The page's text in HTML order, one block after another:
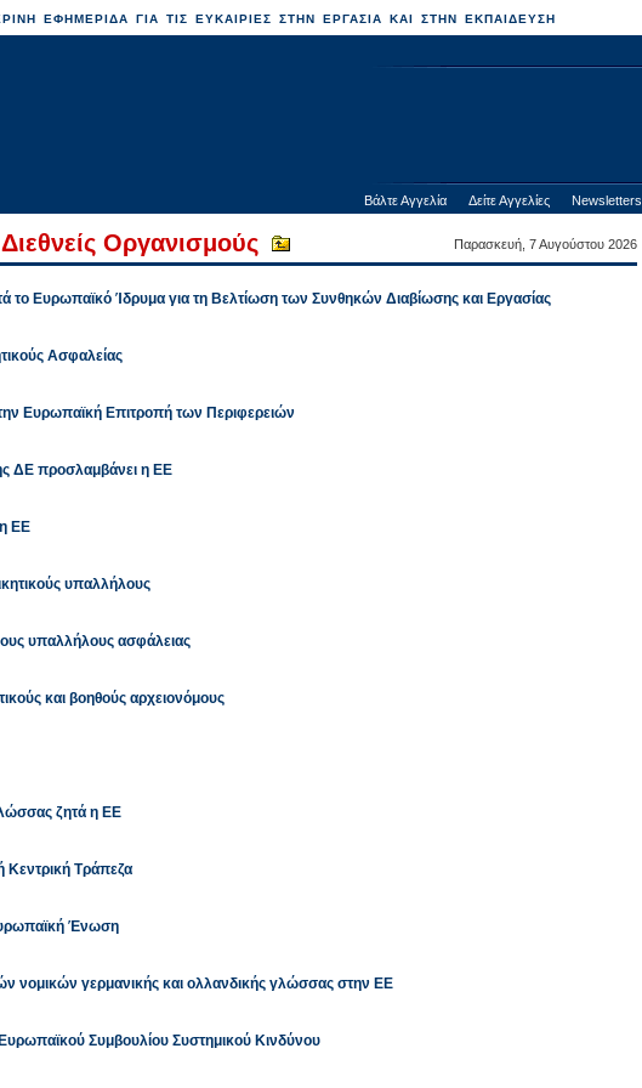
ΕΦΗΜΕΡΙΔΑ ΓΙΑ ΤΙΣ ΕΥΚΑΙΡΙΕΣ ΣΤΗΝ ΕΡΓΑΣΙΑ ΚΑΙ ΣΤΗΝ ΕΚΠΑΙΔΕΥΣΗ
Βάλτε Αγγελία Δείτε Αγγελίες Newsletters
Οργανισμούς Παρασκευή, 7 Αυγούστου 2026
το Ευρωπαϊκό Ίδρυμα για τη Βελτίωση των Συνθηκών Διαβίωσης και Εργασίας
Ασφαλείας
Ευρωπαϊκή Επιτροπή των Περιφερειών
ΔΕ προσλαμβάνει η ΕΕ
ΕΕ
υπαλλήλους
υπαλλήλους ασφάλειας
και βοηθούς αρχειονόμους
ζητά η ΕΕ
Κεντρική Τράπεζα
Ένωση
νομικών γερμανικής και ολλανδικής γλώσσας στην ΕΕ
Συμβουλίου Συστημικού Κινδύνου